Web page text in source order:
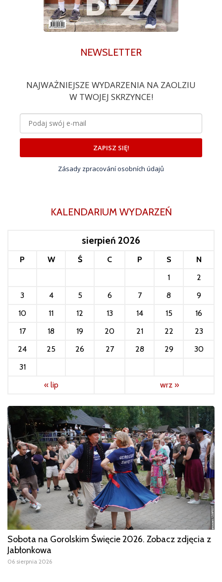
NEWSLETTER
NAJWAŻNIEJSZE WYDARZENIA NA ZAOLZIU
W TWOJEJ SKRZYNCE!
ZAPISZ SIĘ!
Zásady zpracování osobních údajů
KALENDARIUM WYDARZEŃ
sierpień 2026
P W Ś C P S
N
1
2
3
4 5 6 7 8
9
10
11 12 13 14 15
16
17
18 19 20 21 22
23
24
25 26 27 28 29
30
31
« lip
wrz »
Sobota na Gorolskim Święcie 2026. Zobacz zdjęcia z
Jabłonkowa
06 sierpnia 2026